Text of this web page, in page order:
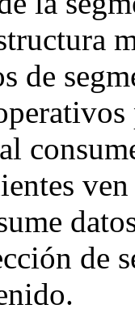
de
de